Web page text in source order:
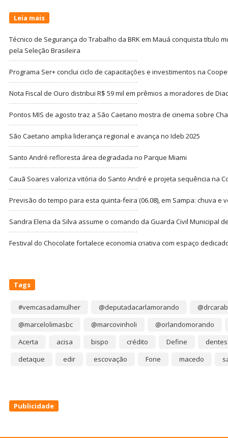
Leia mais
Técnico de Segurança do Trabalho da BRK em Mauá conquista título
pela Seleção Brasileira
Programa Ser+ conclui ciclo de capacitações e investimentos na
Nota Fiscal de Ouro distribui R$ 59 mil em prêmios a moradores de
Pontos MIS de agosto traz a São Caetano mostra de cinema sobre
São Caetano amplia liderança regional e avança no Ideb 2025
Santo André refloresta área degradada no Parque Miami
Cauã Soares valoriza vitória do Santo André e projeta sequência na
Previsão do tempo para esta quinta-feira (06.08), em Sampa: chuva e
Sandra Elena da Silva assume o comando da Guarda Civil Municipal
Festival do Chocolate fortalece economia criativa com espaço
Tags
#vemcasadamulher @deputadacarlamorando
@marcelolimasbc
@marcovinholi
@orlandomorando
Acerta
acisa bispo crédito Define
dentes
detaque
edir escovação Fone macedo
Publicidade